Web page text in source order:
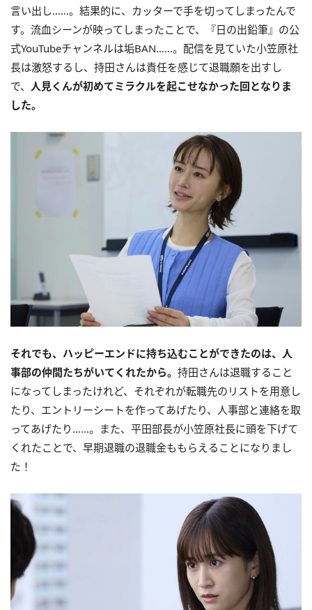
言い出し……。結果的に、カッターで手を切ってしまったんで
す。流血シーンが映ってしまったことで、『日の出鉛筆』の公
式YouTubeチャンネルは垢BAN……。配信を見ていた小笠原社
長は激怒するし、持田さんは責任を感じて退職願を出すし
で、 人見くんが初めてミラクルを起こせなかった回となりま
した。
それでも、ハッピーエンドに持ち込むことができたのは、人
事部の仲間たちがいてくれたから。 持田さんは退職すること
になってしまったけれど、それぞれが転職先のリストを用意し
たり、エントリーシートを作ってあげたり、人事部と連絡を取
ってあげたり……。また、平田部長が小笠原社長に頭を下げて
くれたことで、早期退職の退職金ももらえることになりまし
た！